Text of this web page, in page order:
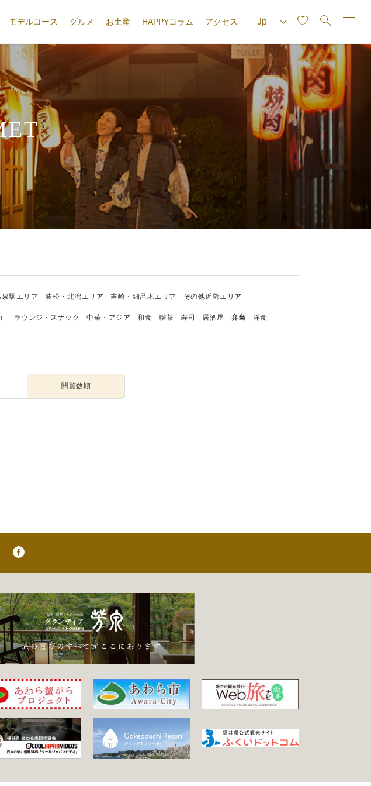
モデルコース グルメ お土産 HAPPYコラム アクセス
駅エリア 波松・北潟エリア 吉崎・細呂木エリア その他近郊エリア
ラウンジ・スナック 中華・アジア 和食 喫茶 寿司 居酒屋 弁当
洋食
閲覧数順